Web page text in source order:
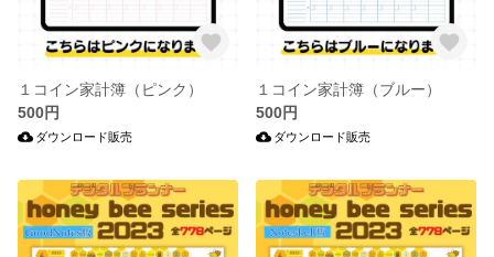
１コイン家計簿（ピンク）
500円
ダウンロード販売
１コイン家計簿（ブルー）
500円
ダウンロード販売